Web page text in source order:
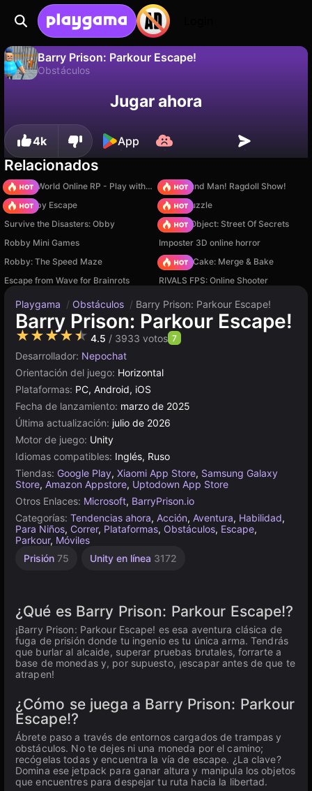
Barry Prison: Parkour Escape!
Obstáculos
¡Guarda el progreso!Jugar ahora
4k App
Relacionados
Sprunki World Online RP - Play with Friends!
Playground Man! Ragdoll Show!
Your Obby Escape
Arrow Puzzle
Survive the Disasters: Obby
Hidden Object: Street Of Secrets
Robby Mini Games
Imposter 3D online horror
Robby: The Speed Maze
Piece of Cake: Merge & Bake
Escape from Wave for Brainrots
RIVALS FPS: Online Shooter
Playgama / Obstáculos / Barry Prison: Parkour Escape!
Barry Prison: Parkour Escape!
★★★★★ 4.5 / 3933 votos 7
Desarrollador: Nepochat
Orientación del juego: Horizontal
Plataformas: PC, Android, iOS
Fecha de lanzamiento: marzo de 2025
Última actualización: julio de 2026
Motor de juego: Unity
Idiomas compatibles: Inglés, Ruso
Tiendas: Google Play, Xiaomi App Store, Samsung Galaxy
Store, Amazon Appstore, Uptodown App Store
Otros Enlaces: Microsoft, BarryPrison.io
Categorías: Tendencias ahora, Acción, Aventura, Habilidad,
Para Niños, Correr, Plataformas, Obstáculos, Escape,
Parkour, Móviles
Prisión 75 Unity en línea 3172
¿Qué es Barry Prison: Parkour Escape!?
¡Barry Prison: Parkour Escape! es esa aventura clásica de
fuga de prisión donde tu ingenio es tu única arma. Tendrás
que burlar al alcaide, superar pruebas brutales, forrarte a
base de monedas y, por supuesto, ¡escapar antes de que te
atrapen!
¿Cómo se juega a Barry Prison: Parkour
Escape!?
Ábrete paso a través de entornos cargados de trampas y
obstáculos. No te dejes ni una moneda por el camino;
recógelas todas y encuentra la vía de escape. ¿La clave?
Domina ese jetpack para ganar altura y manipula los objetos
que encuentres para despejar tu ruta hacia la libertad.